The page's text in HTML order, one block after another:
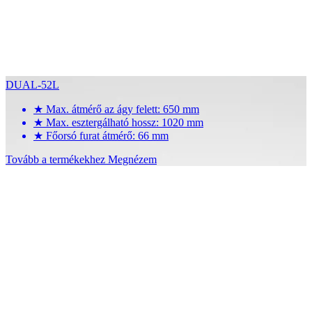
DUAL-52L
★ Max. átmérő az ágy felett: 650 mm
★ Max. esztergálható hossz: 1020 mm
★ Főorsó furat átmérő: 66 mm
Tovább a termékekhez Megnézem